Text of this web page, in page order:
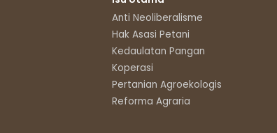
Anti Neoliberalisme
Hak Asasi Petani
Kedaulatan Pangan
Koperasi
Pertanian Agroekologis
Reforma Agraria